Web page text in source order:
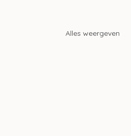
Alles weergeven